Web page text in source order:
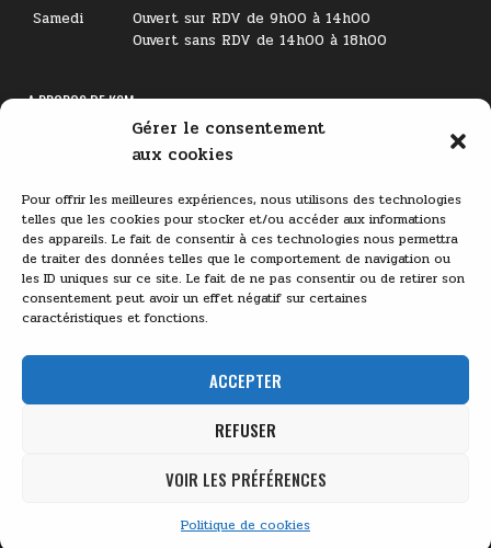
Gérer le consentement
aux cookies
Pour offrir les meilleures expériences, nous utilisons des technologies
telles que les cookies pour stocker et/ou accéder aux informations
des appareils. Le fait de consentir à ces technologies nous permettra
de traiter des données telles que le comportement de navigation ou
les ID uniques sur ce site. Le fait de ne pas consentir ou de retirer son
consentement peut avoir un effet négatif sur certaines
caractéristiques et fonctions.
ACCEPTER
REFUSER
VOIR LES PRÉFÉRENCES
Politique de cookies
Samedi
Ouvert sur RDV de 9h00 à 14h00
Ouvert sans RDV de 14h00 à 18h00
A PROPOS DE KSM
Design by ThemesDNA.com